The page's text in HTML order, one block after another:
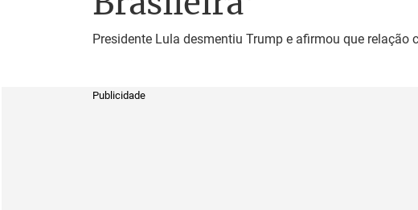
Presidente Lula desmentiu Trump e afirmou que
Publicidade